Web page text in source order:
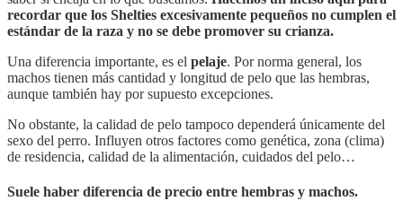
recordar que los Shelties excesivamente pequeños no cumplen el
estándar de la raza y no se debe promover su crianza.
Una diferencia importante, es el pelaje. Por norma general, los
machos tienen más cantidad y longitud de pelo que las hembras,
aunque también hay por supuesto excepciones.
No obstante, la calidad de pelo tampoco dependerá únicamente del
sexo del perro. Influyen otros factores como genética, zona (clima)
de residencia, calidad de la alimentación, cuidados del pelo…
Suele haber diferencia de precio entre hembras y machos.